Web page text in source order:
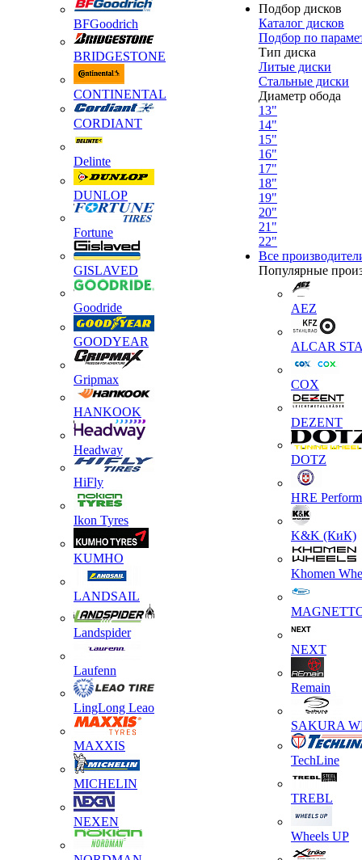
BFGoodrich
BRIDGESTONE
CONTINENTAL
CORDIANT
Delinte
DUNLOP
Fortune
GISLAVED
Goodride
GOODYEAR
Gripmax
HANKOOK
Headway
HiFly
Ikon Tyres
KUMHO
LANDSAIL
Landspider
Laufenn
LingLong Leao
MAXXIS
MICHELIN
NEXEN
Подбор дисков
Каталог дисков
Подбор по
Тип диска
Литые диски
Стальные диски
Диаметр обода
13"
14"
15"
16"
17"
18"
19"
20"
21"
22"
Все
Популярные
AEZ
ALCAR
COX
DEZENT
DOTZ
HRE
K&K (КиК)
Khomen
NEXT
Remain
SAKURA
TechLine
TREBL
Wheels UP